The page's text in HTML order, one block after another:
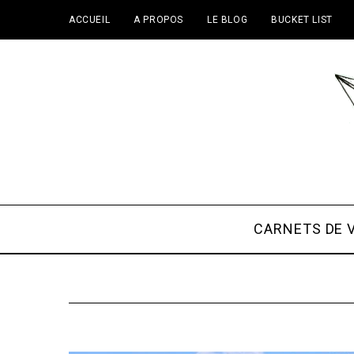
ACCUEIL A PROPOS LE BLOG BUCKET LIST
CARNETS DE